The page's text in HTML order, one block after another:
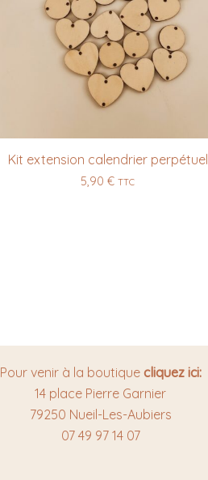
Kit extension calendrier perpétuel
5,90 € TTC
Pour venir à la boutique cliquez ici:
14 place Pierre Garnier
79250 Nueil-Les-Aubiers
07 49 97 14 07